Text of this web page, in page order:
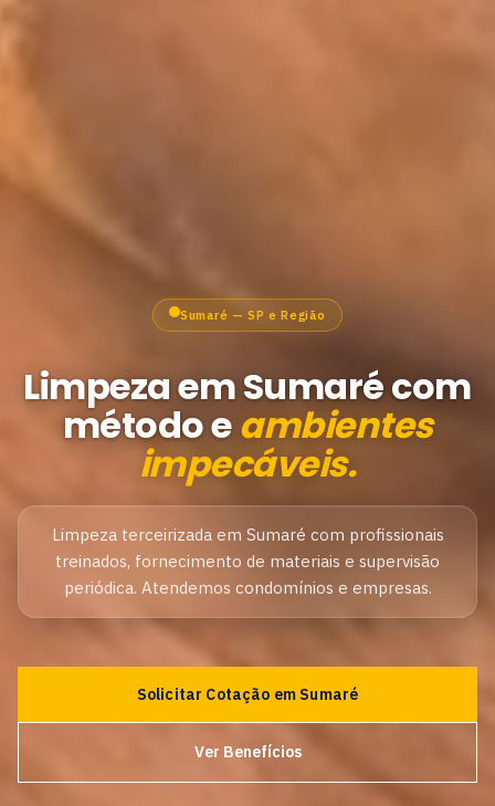
Sumaré — SP e Região
Limpeza em Sumaré com
método eambientes
impecáveis.
Limpeza terceirizada em Sumaré com profissionais
treinados, fornecimento de materiais e supervisão
periódica. Atendemos condomínios e empresas.
Solicitar Cotação em Sumaré
Ver Benefícios